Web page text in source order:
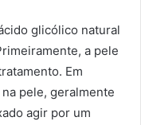
glicólico natural
a pele
Em
pele, geralmente
agir por um